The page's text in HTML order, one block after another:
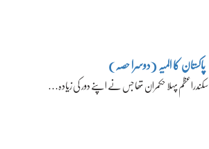
پاکستان کا المیہ (دوسرا حصہ)
سکندراعظم پہلا حکمران تھا جس نے اپنے دور کی زیادہ…